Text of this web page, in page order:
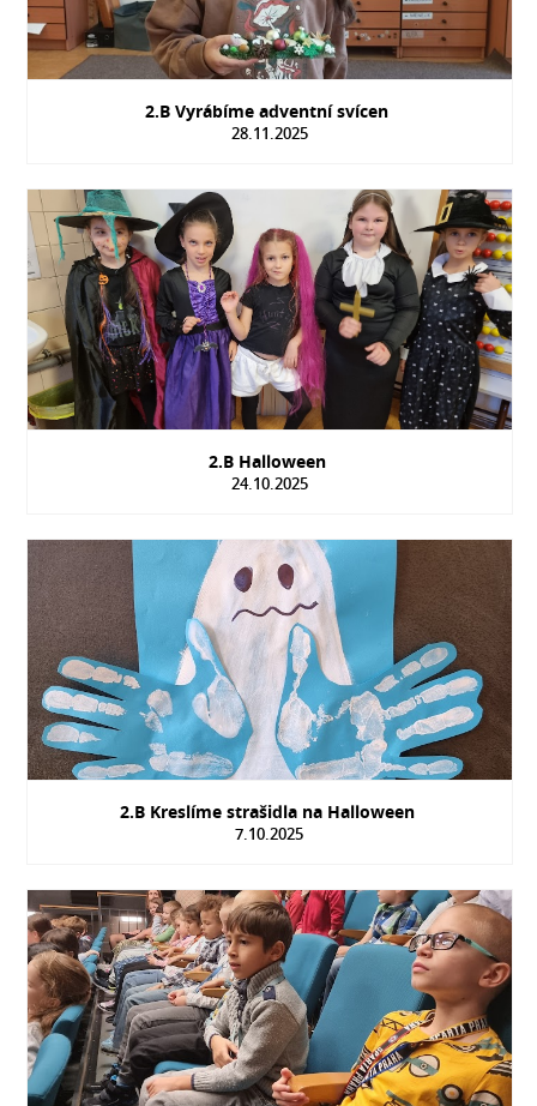
2.B Vyrábíme adventní svícen
28.11.2025
2.B Halloween
24.10.2025
2.B Kreslíme strašidla na Halloween
7.10.2025